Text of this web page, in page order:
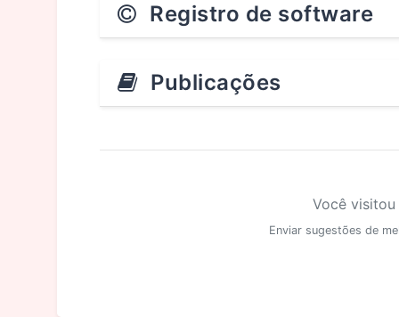
Registro de software
Publicações
Você
Enviar sugestões de